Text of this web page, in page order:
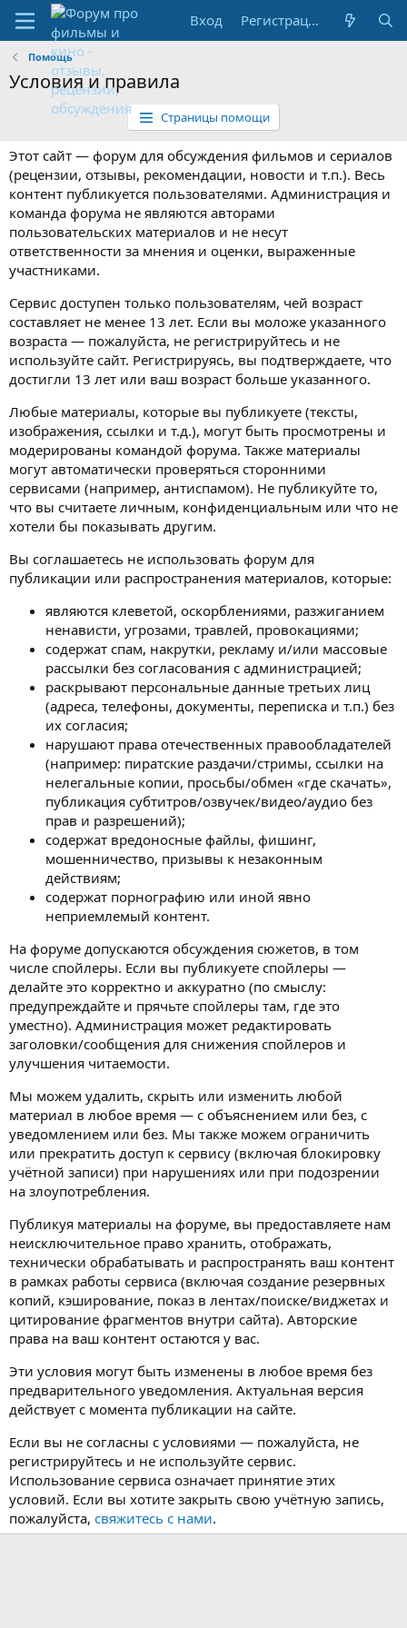
Вход Регистрация
Помощь
Условия и правила
Страницы помощи
Этот сайт — форум для обсуждения фильмов и сериалов
(рецензии, отзывы, рекомендации, новости и т.п.). Весь
контент публикуется пользователями. Администрация и
команда форума не являются авторами
пользовательских материалов и не несут
ответственности за мнения и оценки, выраженные
участниками.
Сервис доступен только пользователям, чей возраст
составляет не менее 13 лет. Если вы моложе указанного
возраста — пожалуйста, не регистрируйтесь и не
используйте сайт. Регистрируясь, вы подтверждаете, что
достигли 13 лет или ваш возраст больше указанного.
Любые материалы, которые вы публикуете (тексты,
изображения, ссылки и т.д.), могут быть просмотрены и
модерированы командой форума. Также материалы
могут автоматически проверяться сторонними
сервисами (например, антиспамом). Не публикуйте то,
что вы считаете личным, конфиденциальным или что не
хотели бы показывать другим.
Вы соглашаетесь не использовать форум для
публикации или распространения материалов, которые:
являются клеветой, оскорблениями, разжиганием
ненависти, угрозами, травлей, провокациями;
содержат спам, накрутки, рекламу и/или массовые
рассылки без согласования с администрацией;
раскрывают персональные данные третьих лиц
(адреса, телефоны, документы, переписка и т.п.) без
их согласия;
нарушают права отечественных правообладателей
(например: пиратские раздачи/стримы, ссылки на
нелегальные копии, просьбы/обмен «где скачать»,
публикация субтитров/озвучек/видео/аудио без
прав и разрешений);
содержат вредоносные файлы, фишинг,
мошенничество, призывы к незаконным
действиям;
содержат порнографию или иной явно
неприемлемый контент.
На форуме допускаются обсуждения сюжетов, в том
числе спойлеры. Если вы публикуете спойлеры —
делайте это корректно и аккуратно (по смыслу:
предупреждайте и прячьте спойлеры там, где это
уместно). Администрация может редактировать
заголовки/сообщения для снижения спойлеров и
улучшения читаемости.
Мы можем удалить, скрыть или изменить любой
материал в любое время — с объяснением или без, с
уведомлением или без. Мы также можем ограничить
или прекратить доступ к сервису (включая блокировку
учётной записи) при нарушениях или при подозрении
на злоупотребления.
Публикуя материалы на форуме, вы предоставляете нам
неисключительное право хранить, отображать,
технически обрабатывать и распространять ваш контент
в рамках работы сервиса (включая создание резервных
копий, кэширование, показ в лентах/поиске/виджетах и
цитирование фрагментов внутри сайта). Авторские
права на ваш контент остаются у вас.
Эти условия могут быть изменены в любое время без
предварительного уведомления. Актуальная версия
действует с момента публикации на сайте.
Если вы не согласны с условиями — пожалуйста, не
регистрируйтесь и не используйте сервис.
Использование сервиса означает принятие этих
условий. Если вы хотите закрыть свою учётную запись,
пожалуйста, свяжитесь с нами.